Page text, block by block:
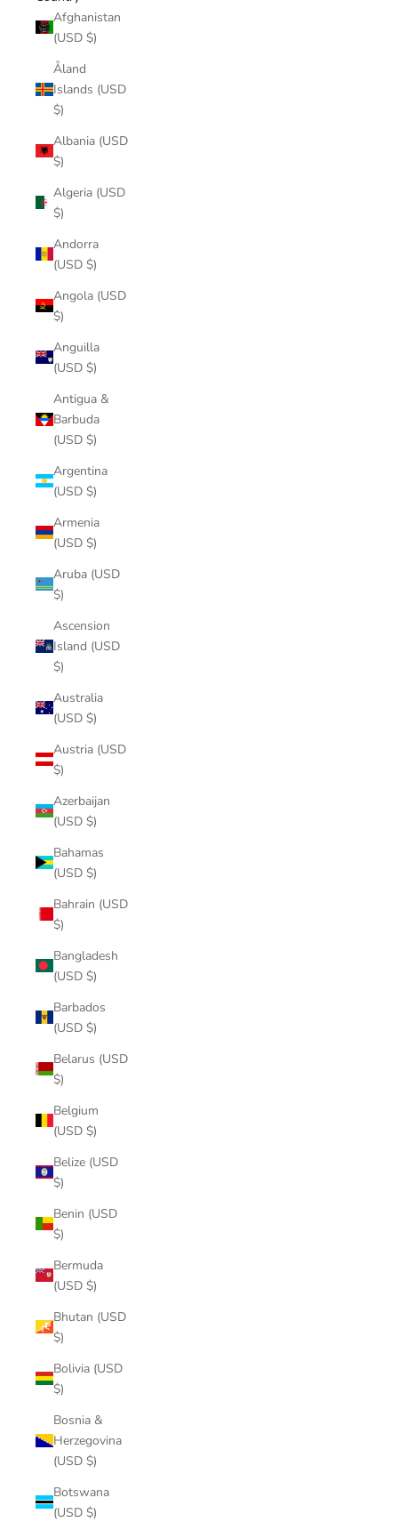
Afghanistan
(USD $)
Åland
Islands (USD
$)
Albania (USD
$)
Algeria (USD
$)
Andorra
(USD $)
Angola (USD
$)
Anguilla
(USD $)
Antigua &
Barbuda
(USD $)
Argentina
(USD $)
Armenia
(USD $)
Aruba (USD
$)
Ascension
Island (USD
$)
Australia
(USD $)
Austria (USD
$)
Azerbaijan
(USD $)
Bahamas
(USD $)
Bahrain (USD
$)
Bangladesh
(USD $)
Barbados
(USD $)
Belarus (USD
$)
Belgium
(USD $)
Belize (USD
$)
Benin (USD
$)
Bermuda
(USD $)
Bhutan (USD
$)
Bolivia (USD
$)
Bosnia &
Herzegovina
(USD $)
Botswana
(USD $)